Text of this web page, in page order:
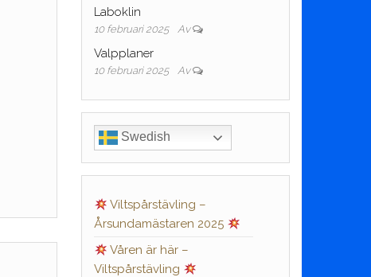
Laboklin
10 februari 2025 Av
Valpplaner
10 februari 2025 Av
Swedish
Viltspårstävling –
Årsundamästaren 2025
Våren är här –
Viltspårstävling